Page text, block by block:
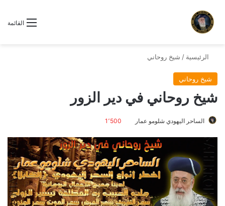
القائمة
الرئيسية / شيخ روحاني
شيخ روحاني
شيخ روحاني في دير الزور
الساحر اليهودي شلومو عمار 1٬500